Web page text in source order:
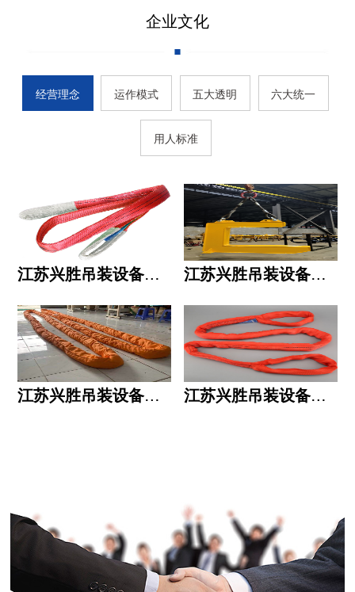
企业文化
经营理念 运作模式 五大透明 六大统一
用人标准
江苏兴胜吊装设备有限公司的用人标准 江苏兴胜吊装设备有限公司的六大统一
江苏兴胜吊装设备有限公司五大透明 江苏兴胜吊装设备有限公司运作模式